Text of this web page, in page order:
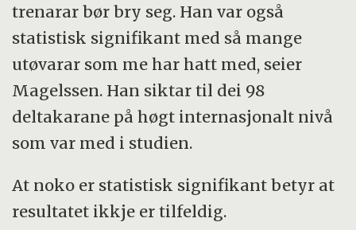
trenarar bør bry seg. Han var også
statistisk signifikant med så mange
utøvarar som me har hatt med, seier
Magelssen. Han siktar til dei 98
deltakarane på høgt internasjonalt nivå
som var med i studien.
At noko er statistisk signifikant betyr at
resultatet ikkje er tilfeldig.